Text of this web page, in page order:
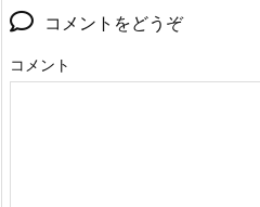
コメントをどうぞ
コメント